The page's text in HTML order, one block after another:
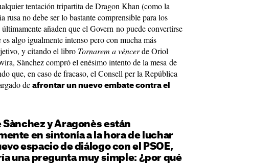
tentación tripartita de Dragon Khan (como la
rusa no debe ser lo bastante comprensible para los
añaden que el Govern no puede convertirse
algo igualmente intenso pero con mucha más
y citando el libro Tornarem a vèncerde Oriol
Sànchez compró el enésimo intento de la mesa de
que, en caso de fracaso, el Consell per la República
de afrontar un nuevo embate contra el
Sànchez y Aragonès están
en sintonía a la hora de luchar
espacio de diálogo con el PSOE,
una pregunta muy simple: ¿por qué